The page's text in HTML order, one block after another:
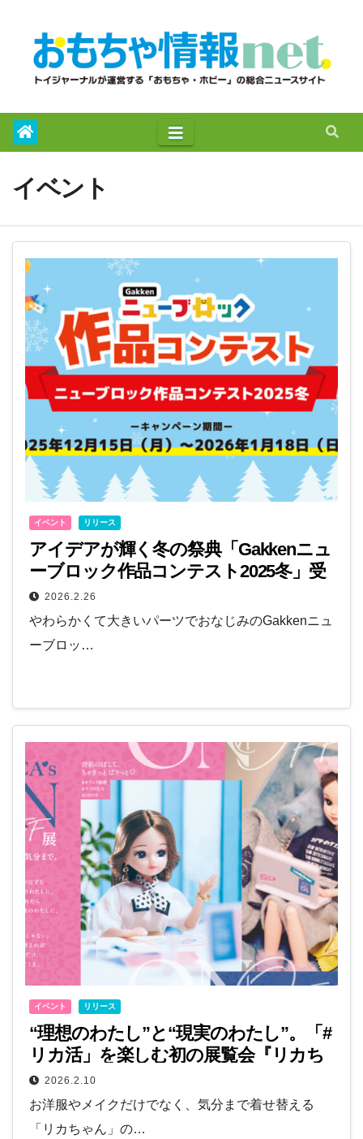
イベント
イベント リリース
アイデアが輝く冬の祭典「Gakkenニュ
ーブロック作品コンテスト2025冬」受
賞作品発表！
2026.2.26
やわらかくて大きいパーツでおなじみのGakkenニュ
ーブロッ…
イベント リリース
“理想のわたし”と“現実のわたし”。「#
リカ活」を楽しむ初の展覧会『リカち
ゃんのON/OFF展』が開催中！
2026.2.10
お洋服やメイクだけでなく、気分まで着せ替える
「リカちゃん」の…